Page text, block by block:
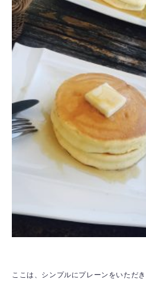
ここは、シンプルにプレーンをいただき